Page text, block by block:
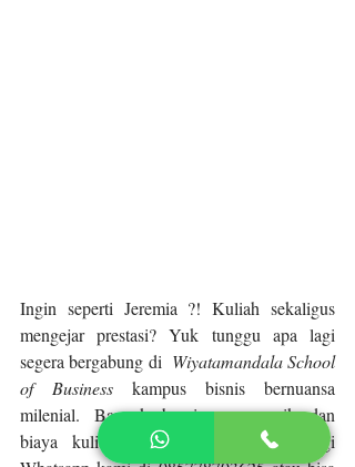
Ingin seperti Jeremia ?! Kuliah sekaligus
mengejar prestasi? Yuk tunggu apa lagi
segera bergabung di Wiyatamandala School
of Business kampus bisnis bernuansa
milenial. Banyak beasiswa menarik dan
biaya kuliah yang terjangkau! Hubungi